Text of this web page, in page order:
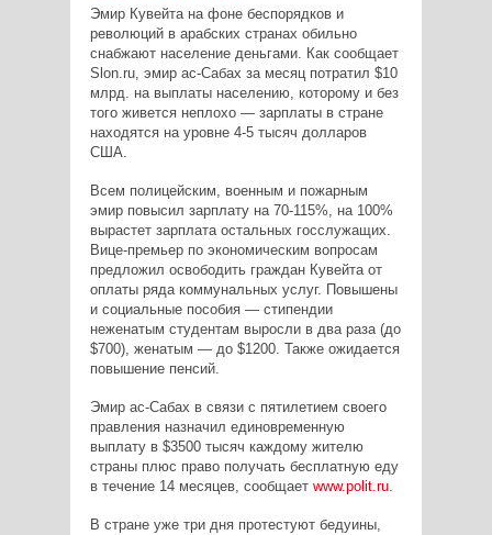
Эмир Кувейта на фоне беспорядков и
революций в арабских странах обильно
снабжают население деньгами. Как сообщает
Slon.ru, эмир ас-Сабах за месяц потратил $10
млрд. на выплаты населению, которому и без
того живется неплохо — зарплаты в стране
находятся на уровне 4-5 тысяч долларов
США.
Всем полицейским, военным и пожарным
эмир повысил зарплату на 70-115%, на 100%
вырастет зарплата остальных госслужащих.
Вице-премьер по экономическим вопросам
предложил освободить граждан Кувейта от
оплаты ряда коммунальных услуг. Повышены
и социальные пособия — стипендии
неженатым студентам выросли в два раза (до
$700), женатым — до $1200. Также ожидается
повышение пенсий.
Эмир ас-Сабах в связи с пятилетием своего
правления назначил единовременную
выплату в $3500 тысяч каждому жителю
страны плюс право получать бесплатную еду
в течение 14 месяцев, сообщает www.polit.ru.
В стране уже три дня протестуют бедуины,